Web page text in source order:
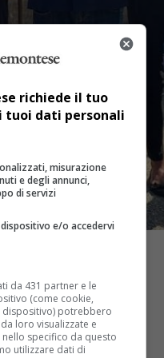
richiede il tuo
tuoi dati personali
misurazione
e degli annunci,
di servizi
e/o accedervi
da 431 partner e le
(come cookie,
potrebbero
loro visualizzate e
specifico da questo
utilizzare dati di